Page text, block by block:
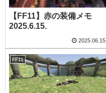
【FF11】赤の装備メモ
2025.6.15.
2025.06.15
FF11